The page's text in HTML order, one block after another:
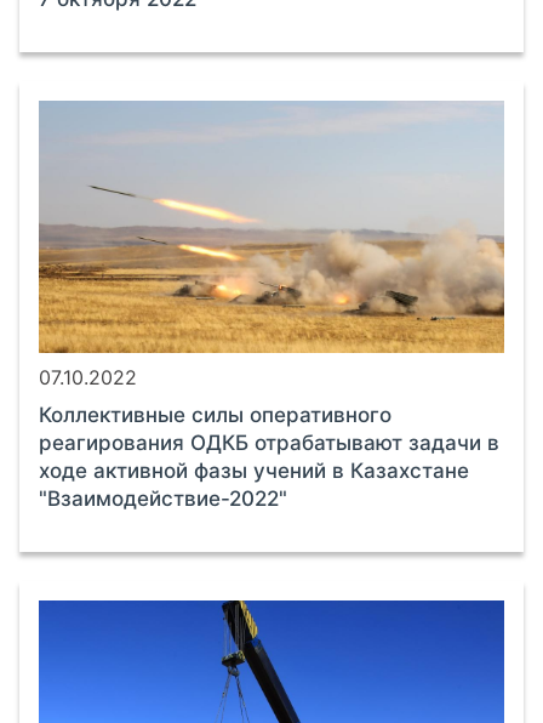
07.10.2022
Коллективные силы оперативного
реагирования ОДКБ отрабатывают задачи в
ходе активной фазы учений в Казахстане
"Взаимодействие-2022"